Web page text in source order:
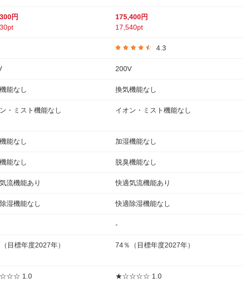
円
能なし
・ミスト機能なし
能なし
能なし
流機能あり
湿機能なし
目標年度2027年）
1.0
175,400円
17,540pt
4.3
200V
換気機能なし
イオン・ミスト機能なし
加湿機能なし
脱臭機能なし
快適気流機能あり
快適除湿機能なし
-
74％（目標年度2027年）
★☆☆☆☆ 1.0